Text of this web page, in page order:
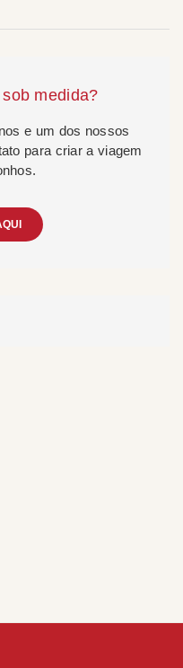
medida?
e um dos nossos
para criar a viagem